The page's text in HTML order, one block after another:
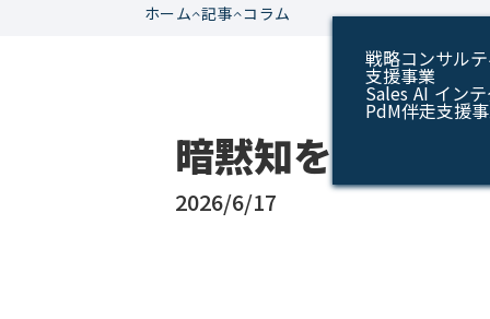
戦略コンサル
支援事業
Sales AI イン
PdM伴走支援
ホーム 記事 コラム
暗黙知を書く仕事
2026/6/17